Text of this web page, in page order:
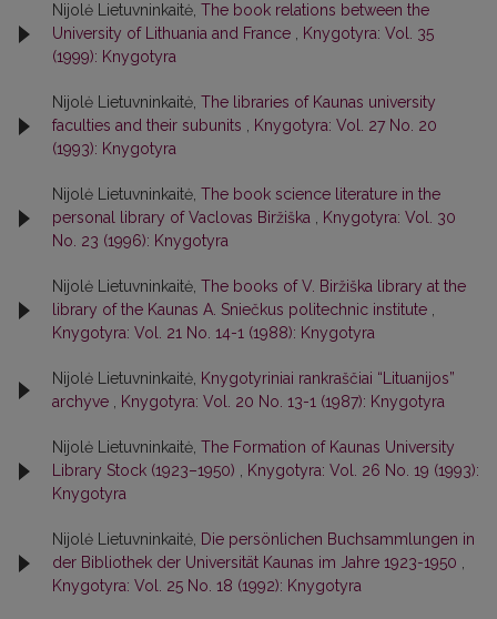
Nijolė Lietuvninkaitė, The book relations between the
University of Lithuania and France
Knygotyra: Vol. 35
(1999): Knygotyra
Nijolė Lietuvninkaitė, The libraries of Kaunas university
faculties and their subunits
Knygotyra: Vol. 27 No. 20
(1993): Knygotyra
Nijolė Lietuvninkaitė, The book science literature in the
personal library of Vaclovas Biržiška
Knygotyra: Vol. 30
No. 23 (1996): Knygotyra
Nijolė Lietuvninkaitė, The books of V. Biržiška library at the
library of the Kaunas A. Sniečkus politechnic institute
Knygotyra: Vol. 21 No. 14-1 (1988): Knygotyra
Nijolė Lietuvninkaitė, Knygotyriniai rankraščiai “Lituanijos”
archyve
Knygotyra: Vol. 20 No. 13-1 (1987): Knygotyra
Nijolė Lietuvninkaitė, The Formation of Kaunas University
Library Stock (1923–1950)
Knygotyra: Vol. 26 No. 19 (1993):
Knygotyra
Nijolė Lietuvninkaitė, Die persönlichen Buchsammlungen in
der Bibliothek der Universität Kaunas im Jahre 1923-1950
Knygotyra: Vol. 25 No. 18 (1992): Knygotyra